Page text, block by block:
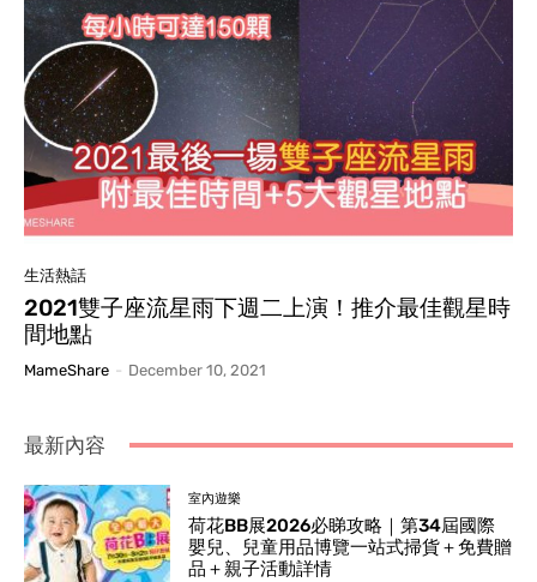
生活熱話
2021雙子座流星雨下週二上演！推介最佳觀星時
間地點
MameShare - December 10, 2021
最新內容
室內遊樂
荷花BB展2026必睇攻略｜第34屆國際
嬰兒、兒童用品博覽一站式掃貨＋免費贈
品＋親子活動詳情